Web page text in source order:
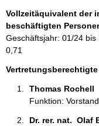
t
i
o
n
e
Vollzeitäquivalent der
beschäftigten
Geschäftsjahr: 01/24 bis
0,71
Thomas Rochell
Funktion:
Dr. rer. nat.  Olaf